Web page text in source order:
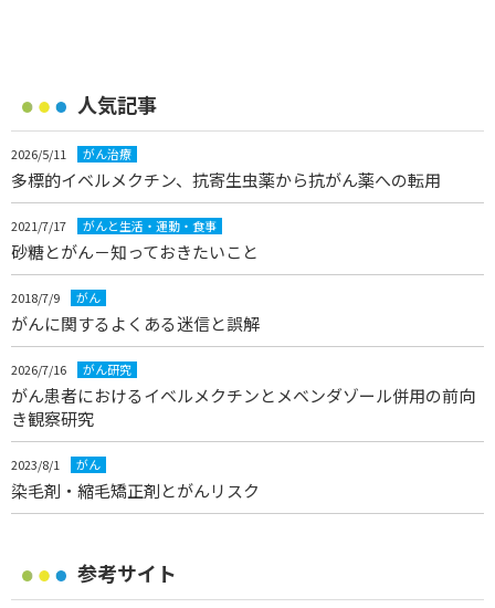
人気記事
2026/5/11 がん治療
多標的イベルメクチン、抗寄生虫薬から抗がん薬への転用
2021/7/17 がんと生活・運動・食事
砂糖とがん－知っておきたいこと
2018/7/9 がん
がんに関するよくある迷信と誤解
2026/7/16 がん研究
がん患者におけるイベルメクチンとメベンダゾール併用の前向
き観察研究
2023/8/1 がん
染毛剤・縮毛矯正剤とがんリスク
参考サイト